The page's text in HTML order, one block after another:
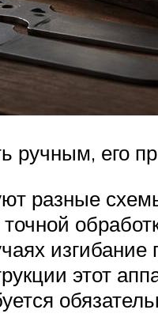
ручным, его
разные
этот